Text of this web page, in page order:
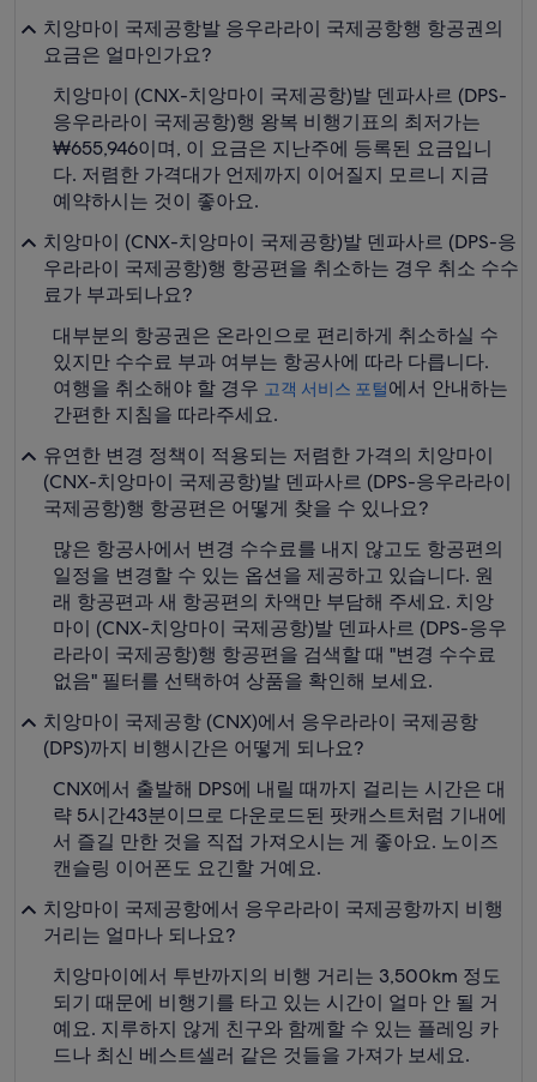
치앙마이 국제공항발 응우라라이 국제공항행 항공권의
요금은 얼마인가요?
치앙마이 (CNX-치앙마이 국제공항)발 덴파사르 (DPS-
응우라라이 국제공항)행 왕복 비행기표의 최저가는
₩655,946이며, 이 요금은 지난주에 등록된 요금입니
다. 저렴한 가격대가 언제까지 이어질지 모르니 지금
예약하시는 것이 좋아요.
치앙마이 (CNX-치앙마이 국제공항)발 덴파사르 (DPS-응
우라라이 국제공항)행 항공편을 취소하는 경우 취소 수수
료가 부과되나요?
대부분의 항공권은 온라인으로 편리하게 취소하실 수
있지만 수수료 부과 여부는 항공사에 따라 다릅니다.
여행을 취소해야 할 경우 고객 서비스 포털에서 안내하는
간편한 지침을 따라주세요.
유연한 변경 정책이 적용되는 저렴한 가격의 치앙마이
(CNX-치앙마이 국제공항)발 덴파사르 (DPS-응우라라이
국제공항)행 항공편은 어떻게 찾을 수 있나요?
많은 항공사에서 변경 수수료를 내지 않고도 항공편의
일정을 변경할 수 있는 옵션을 제공하고 있습니다. 원
래 항공편과 새 항공편의 차액만 부담해 주세요. 치앙
마이 (CNX-치앙마이 국제공항)발 덴파사르 (DPS-응우
라라이 국제공항)행 항공편을 검색할 때 "변경 수수료
없음" 필터를 선택하여 상품을 확인해 보세요.
치앙마이 국제공항 (CNX)에서 응우라라이 국제공항
(DPS)까지 비행시간은 어떻게 되나요?
CNX에서 출발해 DPS에 내릴 때까지 걸리는 시간은 대
략 5시간43분이므로 다운로드된 팟캐스트처럼 기내에
서 즐길 만한 것을 직접 가져오시는 게 좋아요. 노이즈
캔슬링 이어폰도 요긴할 거예요.
치앙마이 국제공항에서 응우라라이 국제공항까지 비행
거리는 얼마나 되나요?
치앙마이에서 투반까지의 비행 거리는 3,500km 정도
되기 때문에 비행기를 타고 있는 시간이 얼마 안 될 거
예요. 지루하지 않게 친구와 함께할 수 있는 플레잉 카
드나 최신 베스트셀러 같은 것들을 가져가 보세요.